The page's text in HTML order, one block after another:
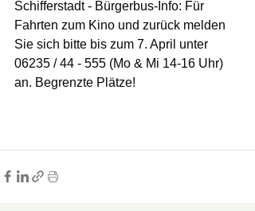
Schifferstadt - Bürgerbus-Info: Für
Fahrten zum Kino und zurück melden
Sie sich bitte bis zum 7. April unter
06235 / 44 - 555 (Mo & Mi 14-16 Uhr)
an. Begrenzte Plätze!